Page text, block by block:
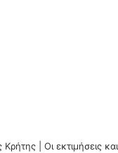
| Οι εκτιμήσεις και